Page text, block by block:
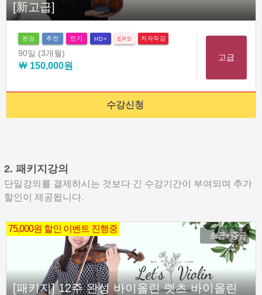
[新고급]
완강 추천 인기 HD+ EPS 저자직강
90일 (3개월)
￦ 150,000원
고급
수강신청
2. 패키지강의
단일강의를 결제하시는 것보다 긴 수강기간이 부여되며 추가
할인이 제공됩니다.
75,000원 할인 이벤트 진행중
초급+중급
[패키지] 12주 완성 바이올린 렛츠 바이올린